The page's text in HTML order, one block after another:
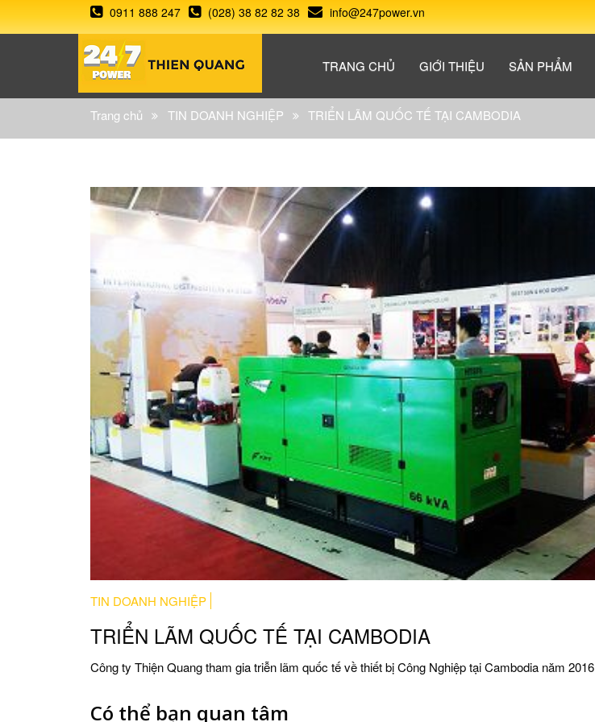
0911 888 247 (028) 38 82 82 38 info@247power.vn
TRANG CHỦ GIỚI THIỆU SẢN PHẨM
Trang chủ TIN DOANH NGHIỆP TRIỂN LÃM QUỐC TẾ TẠI CAMBODIA
TIN DOANH NGHIỆP
TRIỂN LÃM QUỐC TẾ TẠI CAMBODIA
Công ty Thiện Quang tham gia triễn lãm quốc tế về thiết bị Công Nghiệp tại Cambodia năm 2016
Có thể bạn quan tâm